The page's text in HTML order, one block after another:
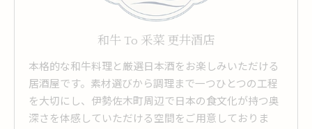
和牛 To 釆菜 更井酒店
本格的な和牛料理と厳選日本酒をお楽しみいただける
居酒屋です。素材選びから調理まで一つひとつの工程
を大切にし、伊勢佐木町周辺で日本の食文化が持つ奥
深さを体感していただける空間をご用意しておりま